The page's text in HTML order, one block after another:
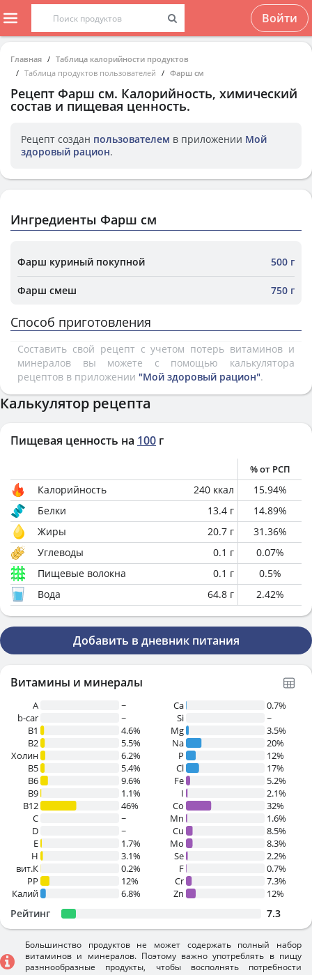
Войти
Главная
Таблица калорийности продуктов
Таблица продуктов пользователей
Фарш см
Рецепт Фарш см. Калорийность, химический
состав и пищевая ценность.
Рецепт создан пользователем в приложении Мой
здоровый рацион.
Ингредиенты Фарш см
Фарш куриный покупной 500 г
Фарш смеш 750 г
Способ приготовления
Составить свой рецепт с учетом потерь витаминов и
минералов вы можете с помощью калькулятора
рецептов в приложении "Мой здоровый рацион".
Калькулятор рецепта
Пищевая ценность на 100 г
% от РСП
Калорийность 240 ккал 15.94%
Белки
13.4 г 14.89%
Жиры
20.7 г 31.36%
Углеводы
0.1 г 0.07%
Пищевые волокна
0.1 г 0.5%
Вода
64.8 г 2.42%
Добавить в дневник питания
Витамины и минералы
A
~
b-car
~
В1
4.6%
B2
5.5%
Холин
6.2%
B5
5.4%
B6
9.6%
B9
1.1%
B12
46%
C
~
D
~
E
1.7%
H
3.1%
вит.К
0.2%
PP
12%
Калий
6.8%
Ca
0.7%
Si
~
Mg
3.5%
Na
20%
P
12%
Cl
17%
Fe
5.2%
I
2.1%
Co
32%
Mn
1.6%
Cu
8.5%
Mo
8.3%
Se
2.2%
F
0.7%
Cr
7.3%
Zn
12%
Рейтинг 7.3
Большинство продуктов не может содержать полный набор
витаминов и минералов. Поэтому важно употреблять в пищу
разннообразные продукты, чтобы восполнять потребности